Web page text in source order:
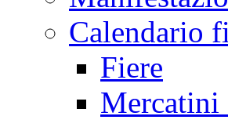
Calendario
Fiere
Mercatini